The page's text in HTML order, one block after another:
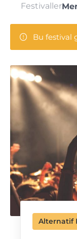
Festivaller
Bu festival
Alternatif